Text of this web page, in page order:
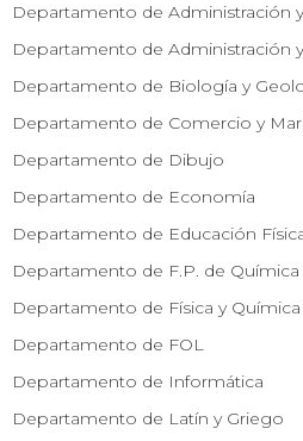
Departamento de Administración
Departamento de Administración
Departamento de Biología y
Departamento de Comercio y
Departamento de Dibujo
Departamento de Economía
Departamento de Educación
Departamento de F.P. de Química
Departamento de Física y Química
Departamento de FOL
Departamento de Informática
Departamento de Latín y Griego